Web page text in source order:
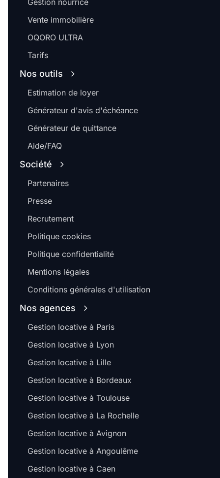
Gestion nourrice
Vente immobilière
OQORO ULTRA
Tarifs
Nos outils
Estimation de loyer
Générateur d'avis d'échéance
Générateur de quittance
Aide/FAQ
Société
Partenaires
Presse
Recrutement
Politique cookies
Politique confidentialité
Mentions légales
Conditions générales d'utilisation
Nos agences
Gestion locative à Paris
Gestion locative à Lyon
Gestion locative à Lille
Gestion locative à Bordeaux
Gestion locative à Toulouse
Gestion locative à La Rochelle
Gestion locative à Avignon
Gestion locative à Angoulême
Gestion locative à Caen